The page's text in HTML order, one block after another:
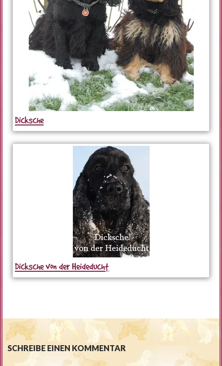
Dicksche
Dicksche von der Heideducht
SCHREIBE EINEN KOMMENTAR